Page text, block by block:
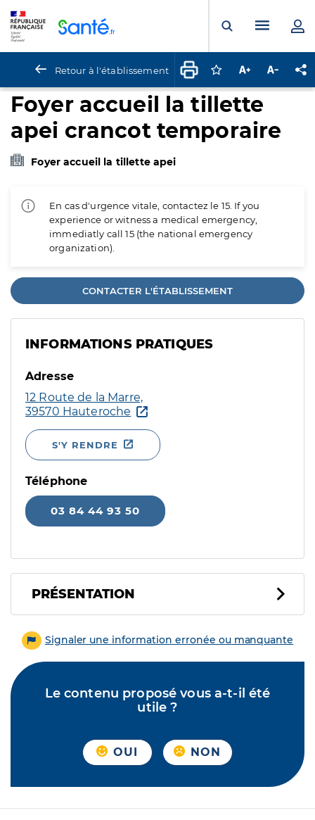
Ouvrir laMenu
Retour à l'établissement Connectez-vous
Augmenter la
Foyer accueil la tillette
apei crancot temporaire
Foyer accueil la tillette apei
En cas d'urgence vitale, contactez le 15. If you
experience or witness a medical emergency,
immediatly call 15 (the national emergency
organization).
CONTACTER L'ÉTABLISSEMENT
INFORMATIONS PRATIQUES
Adresse
12 Route de la Marre,
39570 Hauteroche
S'Y RENDRE
Téléphone
03 84 44 93 50
PRÉSENTATION
Signaler une information erronée ou manquante
Le contenu proposé vous a-t-il été
utile ?
OUI NON